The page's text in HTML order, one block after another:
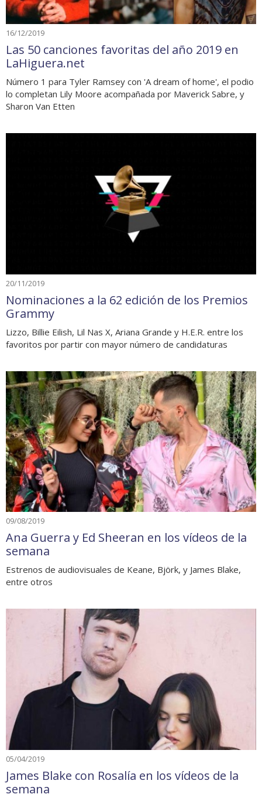
16/12/2019
Las 50 canciones favoritas del año 2019 en
LaHiguera.net
Número 1 para Tyler Ramsey con 'A dream of home', el podio
lo completan Lily Moore acompañada por Maverick Sabre, y
Sharon Van Etten
20/11/2019
Nominaciones a la 62 edición de los Premios
Grammy
Lizzo, Billie Eilish, Lil Nas X, Ariana Grande y H.E.R. entre los
favoritos por partir con mayor número de candidaturas
09/08/2019
Ana Guerra y Ed Sheeran en los vídeos de la
semana
Estrenos de audiovisuales de Keane, Björk, y James Blake,
entre otros
05/04/2019
James Blake con Rosalía en los vídeos de la
semana